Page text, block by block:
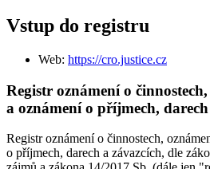
Vstup do registru
Web: https://cro.justice.cz
Registr oznámení o
a oznámení o příjmech,
Registr oznámení o činnostech,
o příjmech, darech a závazcích, dle